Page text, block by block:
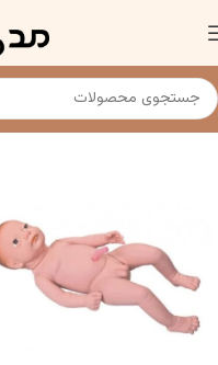
خانه مولاژ و مانکن پزشکی